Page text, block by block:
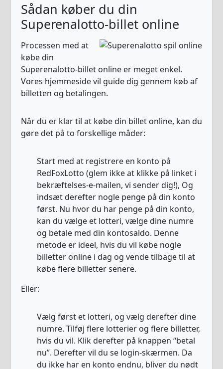
Sådan køber du din
Superenalotto-billet online
Processen med at
købe din
Superenalotto-billet online er meget enkel.
Vores hjemmeside vil guide dig gennem køb af
billetten og betalingen.
Når du er klar til at købe din billet online, kan du
gøre det på to forskellige måder:
Start med at registrere en konto på
RedFoxLotto (glem ikke at klikke på linket i
bekræftelses-e-mailen, vi sender dig!), Og
indsæt derefter nogle penge på din konto
først. Nu hvor du har penge på din konto,
kan du vælge et lotteri, vælge dine numre
og betale med din kontosaldo. Denne
metode er ideel, hvis du vil købe nogle
billetter online i dag og vende tilbage til at
købe flere billetter senere.
Eller:
Vælg først et lotteri, og vælg derefter dine
numre. Tilføj flere lotterier og flere billetter,
hvis du vil. Klik derefter på knappen “betal
nu”. Derefter vil du se login-skærmen. Da
du ikke har en konto endnu, bliver du nødt